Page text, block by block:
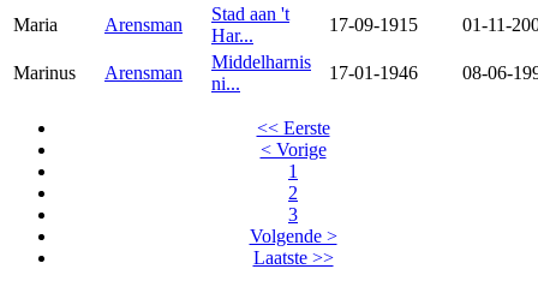
Maria Arensman
Stad aan 't
Har...
17-09-1915 01-11-
Marinus Arensman
Middelharnis
ni...
17-01-1946 08-06-
<< Eerste
< Vorige
1
2
3
Volgende >
Laatste >>